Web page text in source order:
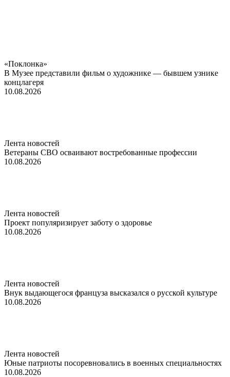
«Поклонка»
В Музее представили фильм о художнике — бывшем узнике
концлагеря
10.08.2026
Лента новостей
Ветераны СВО осваивают востребованные профессии
10.08.2026
Лента новостей
Проект популяризирует заботу о здоровье
10.08.2026
Лента новостей
Внук выдающегося француза высказался о русской культуре
10.08.2026
Лента новостей
Юные патриоты посоревновались в военных специальностях
10.08.2026